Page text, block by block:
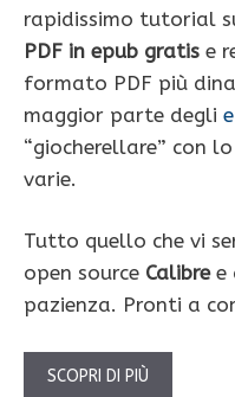
rapidissimo tutorial
PDF in epub gratis e
formato PDF più
maggior parte degli
“giocherellare” con
varie.
Tutto quello che vi
open source Calibree
pazienza. Pronti a
SCOPRI DI PIÙ